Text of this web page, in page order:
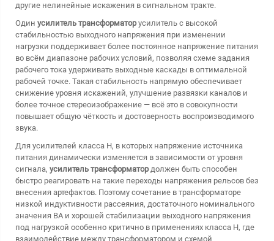
другие нелинейные искажения в сигнальном тракте.
Один усилитель трансформаторусилитель с высокой
стабильностью выходного напряжения при изменении
нагрузки поддерживает более постоянное напряжение питания
во всём диапазоне рабочих условий, позволяя схеме задания
рабочего тока удерживать выходные каскады в оптимальной
рабочей точке. Такая стабильность напрямую обеспечивает
снижение уровня искажений, улучшение развязки каналов и
более точное стереоизображение — всё это в совокупности
повышает общую чёткость и достоверность воспроизводимого
звука.
Для усилителей класса H, в которых напряжение источника
питания динамически изменяется в зависимости от уровня
сигнала, усилитель трансформатор должен быть способен
быстро реагировать на такие переходы напряжения рельсов без
внесения артефактов. Поэтому сочетание в трансформаторе
низкой индуктивности рассеяния, достаточного номинального
значения ВА и хорошей стабилизации выходного напряжения
под нагрузкой особенно критично в применениях класса H, где
взаимодействие между трансформатором и схемой